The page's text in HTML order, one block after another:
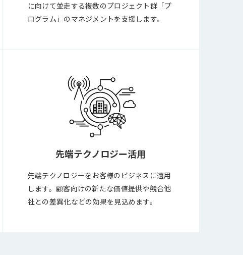
に向けて並走する複数のプロジェクト群「プ
ログラム」のマネジメントを支援します。
先端テクノロジー活用
先端テクノロジーをお客様のビジネスに適用
します。顧客向けの新たな価値提供や競合他
社との差異化などの効果を見込めます。